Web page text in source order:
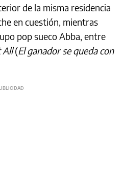
de la misma residencia
en cuestión, mientras
pop sueco Abba, entre
All(El ganador se queda con